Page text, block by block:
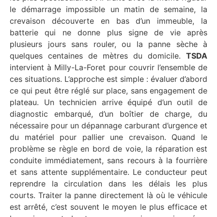
le démarrage impossible un matin de semaine, la
crevaison découverte en bas d’un immeuble, la
batterie qui ne donne plus signe de vie après
plusieurs jours sans rouler, ou la panne sèche à
quelques centaines de mètres du domicile. TSDA
intervient à Milly-La-Foret pour couvrir l’ensemble de
ces situations. L’approche est simple : évaluer d’abord
ce qui peut être réglé sur place, sans engagement de
plateau. Un technicien arrive équipé d’un outil de
diagnostic embarqué, d’un boîtier de charge, du
nécessaire pour un dépannage carburant d’urgence et
du matériel pour pallier une crevaison. Quand le
problème se règle en bord de voie, la réparation est
conduite immédiatement, sans recours à la fourrière
et sans attente supplémentaire. Le conducteur peut
reprendre la circulation dans les délais les plus
courts. Traiter la panne directement là où le véhicule
est arrêté, c’est souvent le moyen le plus efficace et